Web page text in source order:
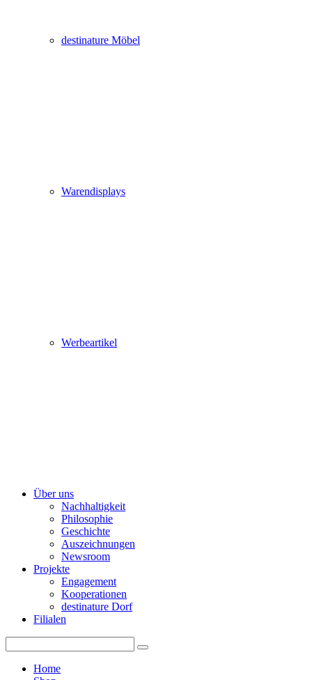
destinature Möbel
Warendisplays
Werbeartikel
Über uns
Nachhaltigkeit
Philosophie
Geschichte
Auszeichnungen
Newsroom
Projekte
Engagement
Kooperationen
destinature Dorf
Filialen
Home